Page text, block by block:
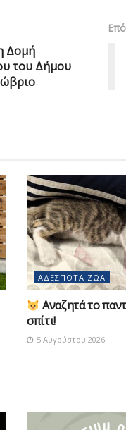
Δομή
του Δήμου
ΑΔΈΣΠΟΤΑ ΖΏΑ
Αναζητά το
σπίτι!
5 Αυγούστου 2026